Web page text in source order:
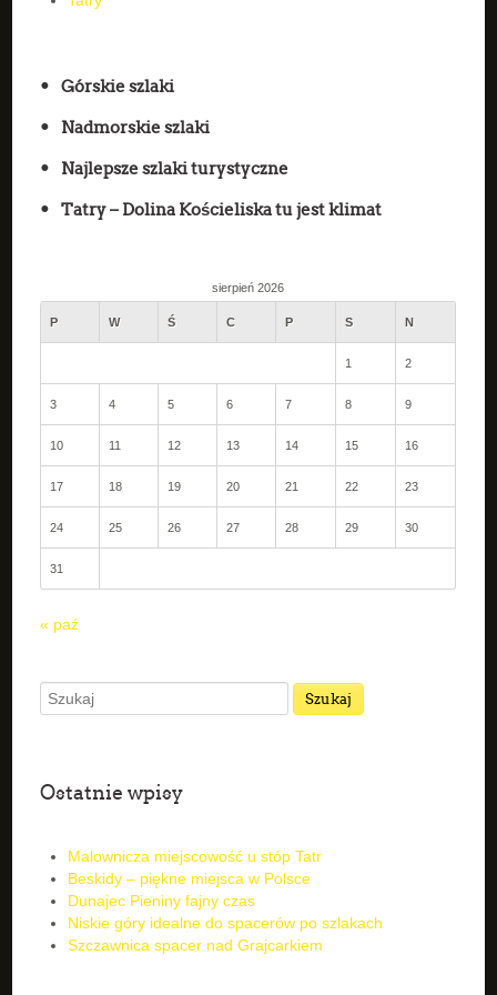
Górskie szlaki
Nadmorskie szlaki
Najlepsze szlaki turystyczne
Tatry – Dolina Kościeliska tu jest klimat
sierpień 2026
P W Ś C P S N
1 2
3 4 5 6 7 8 9
10 11 12 13 14 15 16
17 18 19 20 21 22 23
24 25 26 27 28 29 30
31
« paź
Ostatnie wpisy
Malownicza miejscowość u stóp Tatr
Beskidy – piękne miejsca w Polsce
Dunajec Pieniny fajny czas
Niskie góry idealne do spacerów po szlakach
Szczawnica spacer nad Grajcarkiem